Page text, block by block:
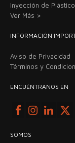
Inyección de Plástico
Ver Más >
INFORMACIÓN
Aviso de Privacidad
Términos y
ENCUÉNTRANOS EN
SOMOS